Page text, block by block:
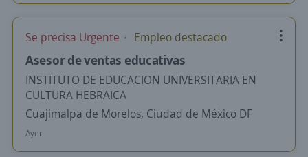
Se precisa Urgente Empleo destacado
Asesor de ventas educativas
INSTITUTO DE EDUCACION UNIVERSITARIA EN
CULTURA HEBRAICA
Cuajimalpa de Morelos, Ciudad de México DF
Ayer